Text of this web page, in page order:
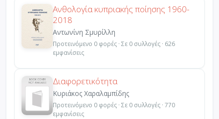
Ανθολογία κυπριακής ποίησης 1960-
2018
Αντωνίνη Σμυρίλλη
Προτεινόμενο 0 φορές · Σε 0 συλλογές · 626
εμφανίσεις
Διαφορετικότητα
Κυριάκος Χαραλαμπίδης
Προτεινόμενο 0 φορές · Σε 0 συλλογές · 770
εμφανίσεις